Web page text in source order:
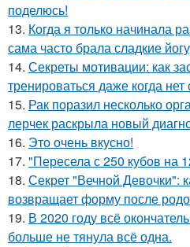
поделюсь!
13. Когда я только начинала
сама часто брала сладкие
14. Секреты мотивации: как
тренироваться даже когда
15. Рак поразил несколько
лерчек раскрыла новый
16. Это очень вкусно!
17. "Пересела с 250 кубов на
18. Секрет "Вечной Девочки":
возвращает форму после
19. В 2020 году всё
больше не тянула всё одна.